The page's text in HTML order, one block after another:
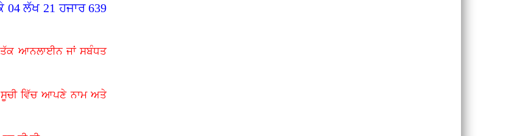
ਲੱਖ 21 ਹਜਾਰ 639
ਆਨਲਾਈਨ ਜਾਂ ਸਬੰਧਤ
ਸੂਚੀ ਵਿੱਚ ਆਪਣੇ ਨਾਮ ਅਤੇ